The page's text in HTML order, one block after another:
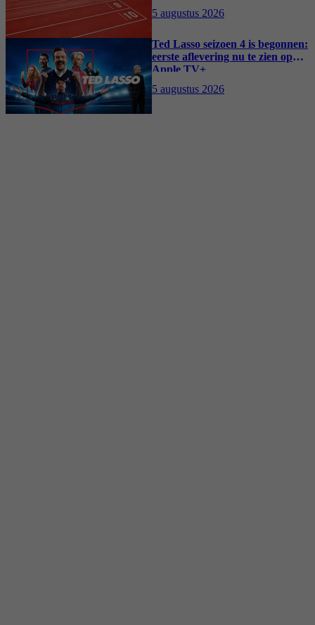
5 augustus 2026
Ted Lasso seizoen 4 is begonnen:
eerste aflevering nu te zien op
Apple TV+
5 augustus 2026